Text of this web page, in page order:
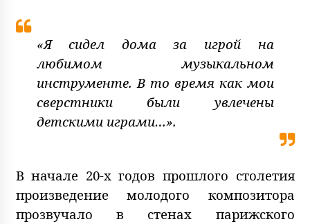
«Я сидел дома за игрой на
любимом музыкальном
инструменте. В то время как мои
сверстники были увлечены
детскими играми…».
В начале 20-х годов прошлого столетия
произведение молодого композитора
прозвучало в стенах парижского